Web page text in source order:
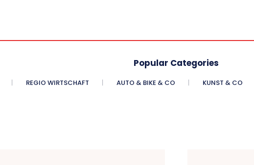
Popular Categories
REGIO WIRTSCHAFT AUTO & BIKE & CO KUNST & CO